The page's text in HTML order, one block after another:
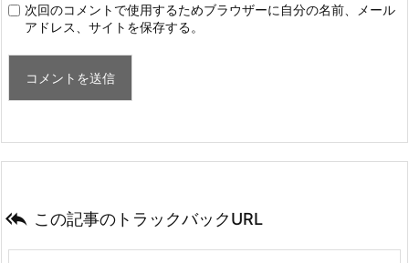
次回のコメントで使用するためブラウザーに自分の名前、メール
アドレス、サイトを保存する。
 この記事のトラックバックURL